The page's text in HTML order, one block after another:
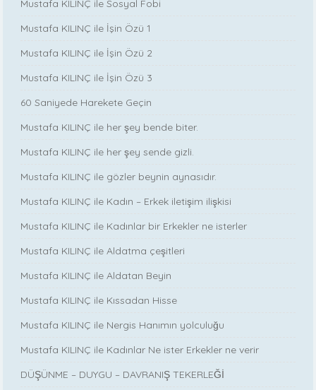
Mustafa KILINÇ ile Sosyal Fobi
Mustafa KILINÇ ile İşin Özü 1
Mustafa KILINÇ ile İşin Özü 2
Mustafa KILINÇ ile İşin Özü 3
60 Saniyede Harekete Geçin
Mustafa KILINÇ ile her şey bende biter.
Mustafa KILINÇ ile her şey sende gizli.
Mustafa KILINÇ ile gözler beynin aynasıdır.
Mustafa KILINÇ ile Kadın – Erkek iletişim ilişkisi
Mustafa KILINÇ ile Kadınlar bir Erkekler ne isterler
Mustafa KILINÇ ile Aldatma çeşitleri
Mustafa KILINÇ ile Aldatan Beyin
Mustafa KILINÇ ile Kıssadan Hisse
Mustafa KILINÇ ile Nergis Hanımın yolculuğu
Mustafa KILINÇ ile Kadınlar Ne ister Erkekler ne verir
DÜŞÜNME – DUYGU – DAVRANIŞ TEKERLEĞİ